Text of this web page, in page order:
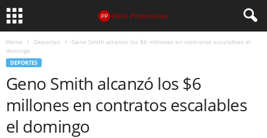
Home Deportes
Geno Smith alcanzó los $6 millones en contratos escalables el
domingo
DEPORTES
Geno Smith alcanzó los $6
millones en contratos escalables
el domingo